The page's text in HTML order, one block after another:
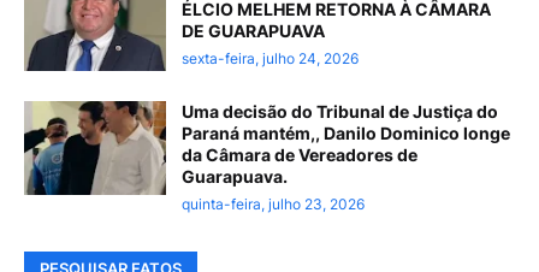
ÉLCIO MELHEM RETORNA À CÂMARA
DE GUARAPUAVA
sexta-feira, julho 24, 2026
Uma decisão do Tribunal de Justiça do
Paraná mantém,, Danilo Dominico longe
da Câmara de Vereadores de
Guarapuava.
quinta-feira, julho 23, 2026